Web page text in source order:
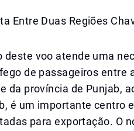
Entre Duas Regiões
deste voo atende uma
de passageiros entre
da província de Punjab,
é um importante centro
para exportação. O